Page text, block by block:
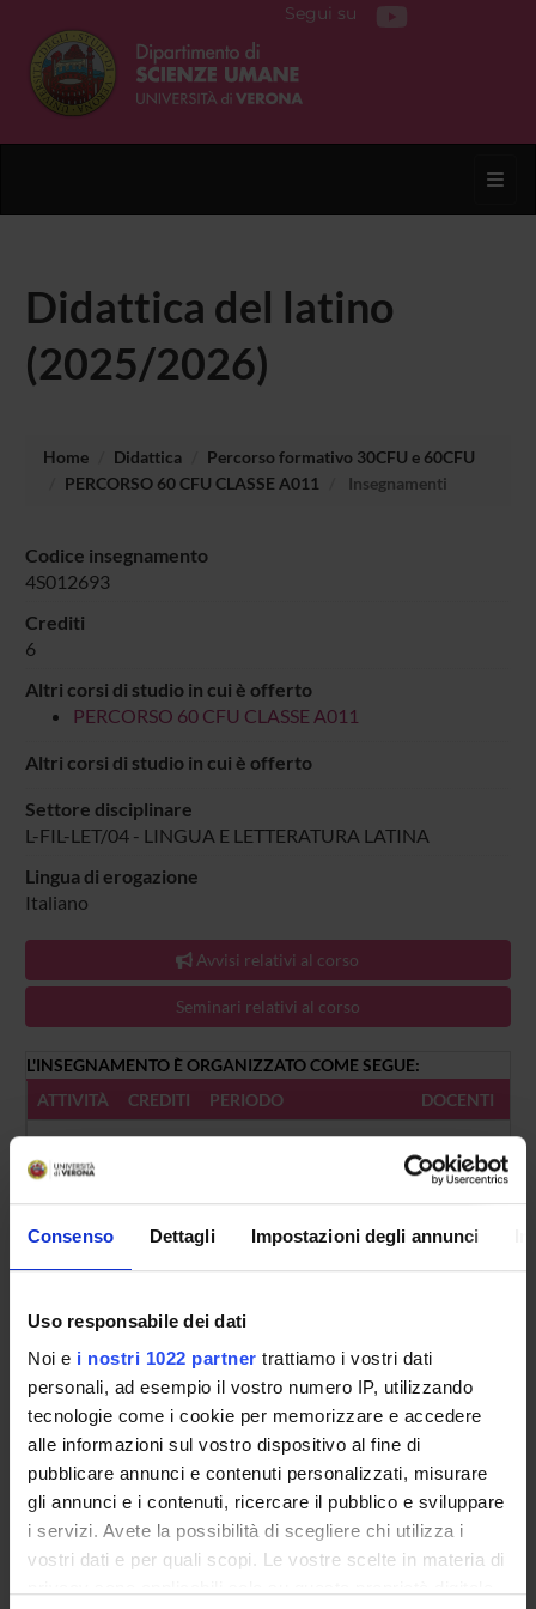
Consenso Dettagli Impostazioni degli annunci
Uso responsabile dei dati
Noi e i nostri 1022 partner trattiamo i vostri dati
personali, ad esempio il vostro numero IP, utilizzando
tecnologie come i cookie per memorizzare e accedere
alle informazioni sul vostro dispositivo al fine di
pubblicare annunci e contenuti personalizzati, misurare
gli annunci e i contenuti, ricercare il pubblico e sviluppare
i servizi. Avete la possibilità di scegliere chi utilizza i
vostri dati e per quali scopi. Le vostre scelte in materia di
Segui su
Didattica del latino
(2025/2026)
Home Didattica
Percorso formativo 30CFU e 60CFU
PERCORSO 60 CFU CLASSE A011
Insegnamenti
Codice insegnamento
4S012693
Crediti
6
Altri corsi di studio in cui è offerto
PERCORSO 60 CFU CLASSE A011
Altri corsi di studio in cui è offerto
Settore disciplinare
L-FIL-LET/04 - LINGUA E LETTERATURA LATINA
Lingua di erogazione
Italiano
Avvisi relativi al corso
Seminari relativi al corso
L'INSEGNAMENTO È ORGANIZZATO COME SEGUE:
ATTIVITÀ
CREDITI PERIODO DOCENTI
A 3 PERIODO DIDATTICO Evita
B PERIODO DIDATTICO Renata
Presentazione
Come iscriversi
Insegnamenti
Calendario didattico
Orario lezioni
Piani didattici
Calendario esami